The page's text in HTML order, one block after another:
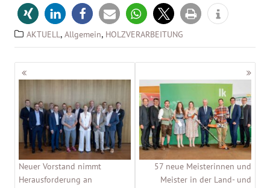
AKTUELL,Allgemein, HOLZVERARBEITUNG
Beitragsnavigation
Neuer Vorstand nimmt
Herausforderung an
57 neue Meisterinnen und
Meister in der Land- und